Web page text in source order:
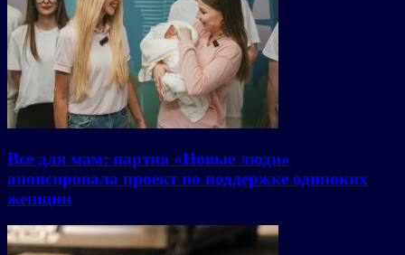
Все для мам: партия «Новые люди»
анонсировала проект по поддержке одиноких
женщин